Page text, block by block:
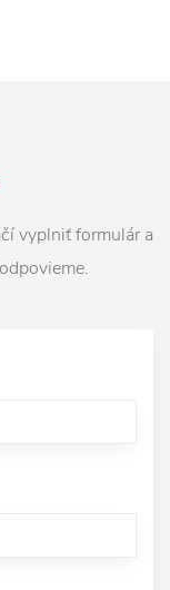
vyplniť formulár a